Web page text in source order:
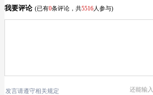
我要评论 (已有0条评论，共5516人参与)
发言请遵守相关规定 还能输入